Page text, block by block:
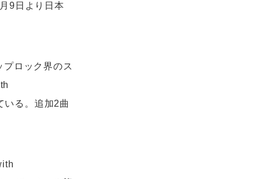
9日より日本
ロック界のス
いる。追加2曲